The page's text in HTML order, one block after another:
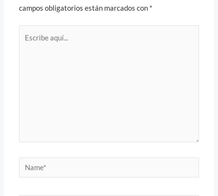
campos obligatorios están marcados con *
Name*